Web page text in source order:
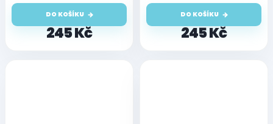
245 Kč
DO KOŠÍKU
245 Kč
DO KOŠÍKU